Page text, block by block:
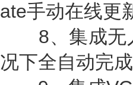
ate手动在线更
8、集成无人
况下全自动完成